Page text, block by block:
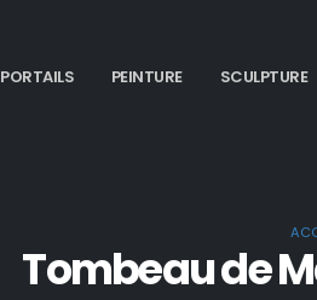
PORTAILS PEINTURE SCULPTURE
Tombeau de